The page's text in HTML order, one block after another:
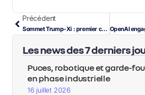
Précédent
Sommet Trump-Xi : premier canal IA officiel, Goldman automatise 25 % des tâches
Les news des 7 derniers
Puces, robotique et garde-
en phase industrielle
16 juillet 2026